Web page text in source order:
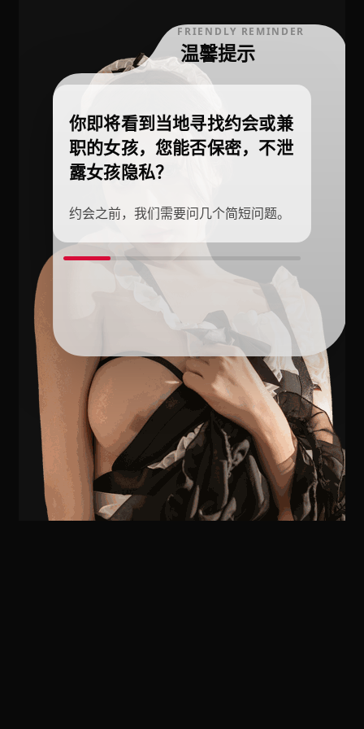
FRIENDLY REMINDER
温馨提示
你即将看到当地寻找约会或兼
职的女孩，您能否保密，不泄
露女孩隐私？
约会之前，我们需要问几个简短问题。